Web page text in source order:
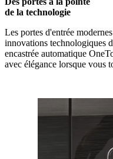
de la technologie
Les portes d'entrée
innovations technologiques
encastrée automatique
avec élégance lorsque vous